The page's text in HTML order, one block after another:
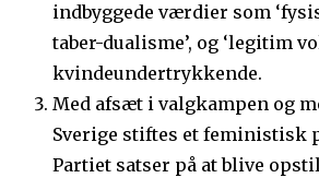
indbyggede værdier som
taber-dualisme’, og ‘legitim
kvindeundertrykkende.
Med afsæt i valgkampen og
Sverige stiftes et feministisk
Partiet satser på at blive